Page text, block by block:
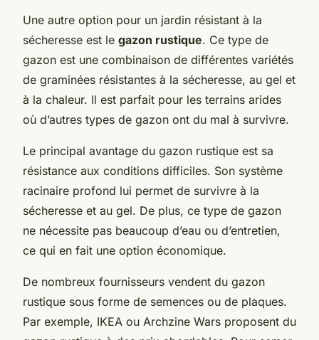
Une autre option pour un jardin résistant à la
sécheresse est le gazon rustique. Ce type de
gazon est une combinaison de différentes variétés
de graminées résistantes à la sécheresse, au gel et
à la chaleur. Il est parfait pour les terrains arides
où d’autres types de gazon ont du mal à survivre.
Le principal avantage du gazon rustique est sa
résistance aux conditions difficiles. Son système
racinaire profond lui permet de survivre à la
sécheresse et au gel. De plus, ce type de gazon
ne nécessite pas beaucoup d’eau ou d’entretien,
ce qui en fait une option économique.
De nombreux fournisseurs vendent du gazon
rustique sous forme de semences ou de plaques.
Par exemple, IKEA ou Archzine Wars proposent du